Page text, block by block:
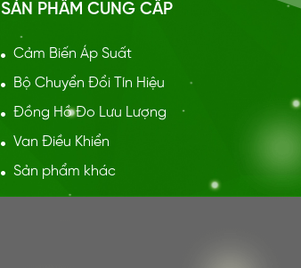
SẢN PHẨM CUNG CẤP
Cảm Biến Áp Suất
Bộ Chuyển Đổi Tín Hiệu
Đồng Hồ Đo Lưu Lượng
Van Điều Khiển
Sản phẩm khác